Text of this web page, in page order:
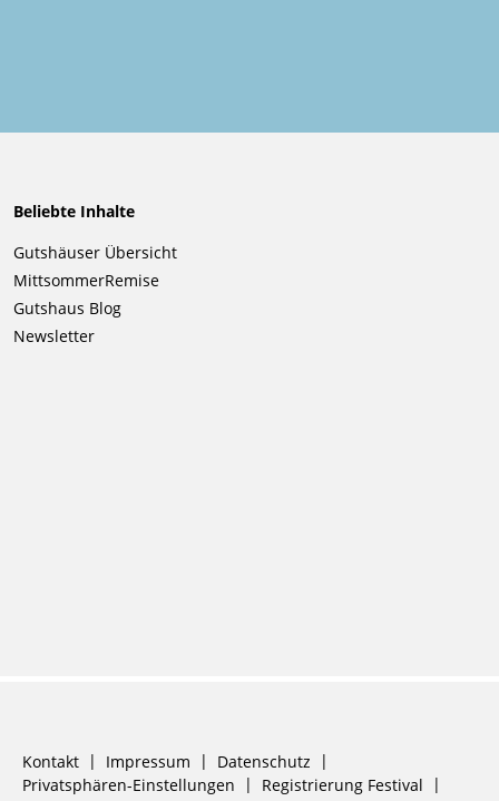
Beliebte Inhalte
Navigation
überspringen
Gutshäuser Übersicht
MittsommerRemise
Gutshaus Blog
Newsletter
Navigation
überspringen
Kontakt Impressum
Datenschutz
Privatsphären-Einstellungen
Registrierung Festival